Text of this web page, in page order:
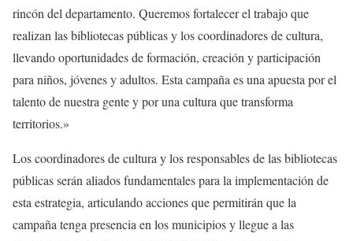
rincón del departamento. Queremos fortalecer el trabajo que
realizan las bibliotecas públicas y los coordinadores de cultura,
llevando oportunidades de formación, creación y participación
para niños, jóvenes y adultos. Esta campaña es una apuesta por el
talento de nuestra gente y por una cultura que transforma
territorios.»
Los coordinadores de cultura y los responsables de las bibliotecas
públicas serán aliados fundamentales para la implementación de
esta estrategia, articulando acciones que permitirán que la
campaña tenga presencia en los municipios y llegue a las